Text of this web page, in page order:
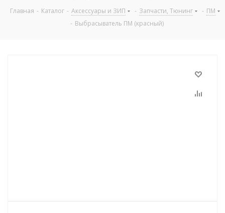
Главная - Каталог - Аксессуары и ЗИП - Запчасти, Тюнинг - ПМ
- Выбрасыватель ПМ (красный)